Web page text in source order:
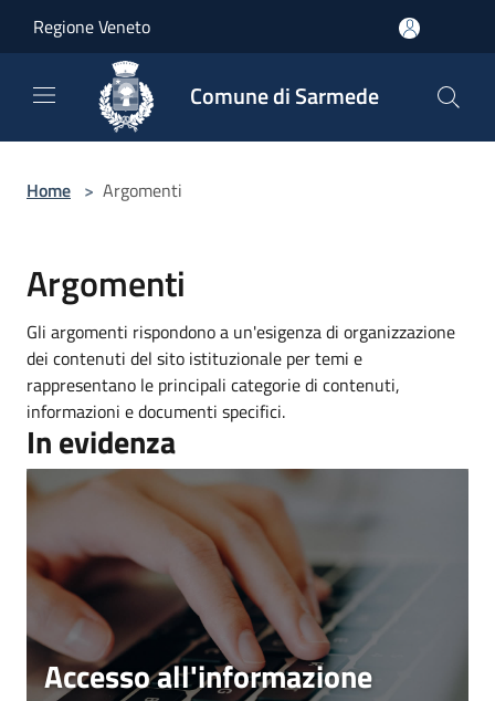
Regione Veneto
Comune di Sarmede
Home > Argomenti
Argomenti
Gli argomenti rispondono a un'esigenza di organizzazione
dei contenuti del sito istituzionale per temi e
rappresentano le principali categorie di contenuti,
informazioni e documenti specifici.
In evidenza
Accesso all'informazione